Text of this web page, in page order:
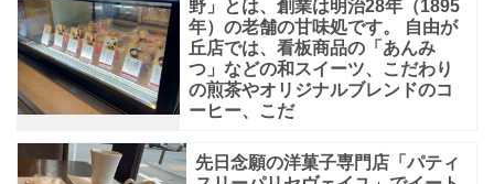
野」とは、創業は明治28年（1895
年）の老舗の甘味処です。 自由が
丘店では、看板商品の「あんみ
つ」などの和スイーツ、こだわり
の煎茶やオリジナルブレンドのコ
ーヒー、こだ
先日念願の洋菓子専門店「パティ